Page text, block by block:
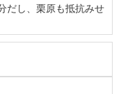
だし、栗原も抵抗みせ